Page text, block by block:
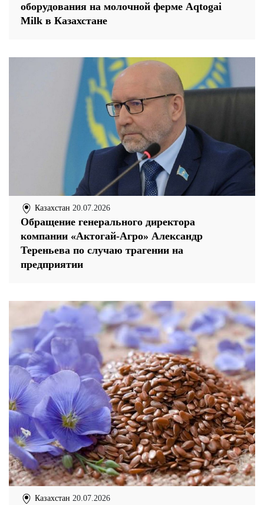
оборудования на молочной ферме Aqtogai
Milk в Казахстане
Казахстан 20.07.2026
Обращение генерального директора
компании «Актогай-Агро» Александр
Тереньева по случаю трагении на
предприятии
Казахстан 20.07.2026